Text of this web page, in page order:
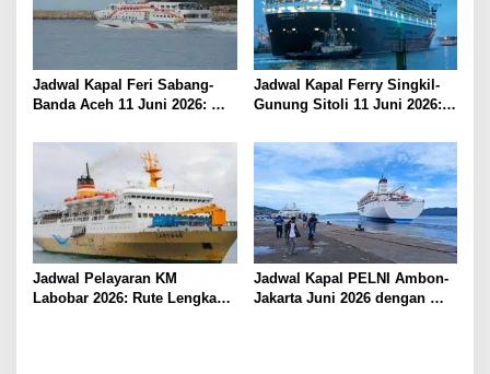
Jadwal Kapal Feri Sabang-
Banda Aceh 11 Juni 2026:
Penumpang dan Pengemudi
Jadwal Kapal Ferry Singkil-
Gunung Sitoli 11 Juni 2026:
Lengkap
Jadwal Pelayaran KM
Labobar 2026: Rute Lengkap
Jadwal Kapal PELNI Ambon-
Jakarta Juni 2026 dengan